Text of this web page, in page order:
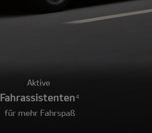
Aktive
Fahrassistenten⁴
für mehr Fahrspaß